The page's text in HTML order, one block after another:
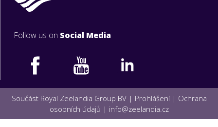
Follow us on Social Media
Součást Royal Zeelandia Group BV | Prohlášení| Ochrana
osobních údajů | info@zeelandia.cz